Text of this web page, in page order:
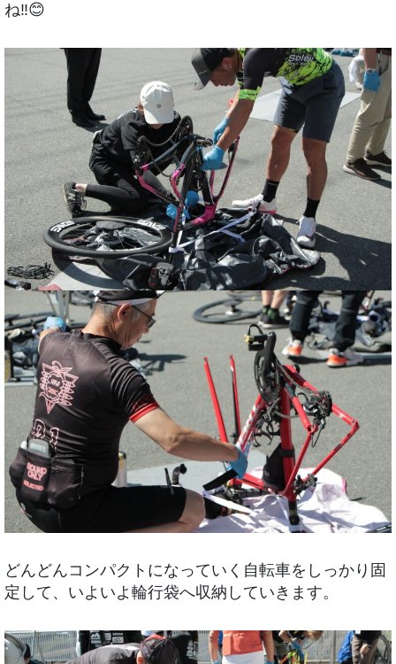
ね‼️😊
どんどんコンパクトになっていく自転車をしっかり固
定して、いよいよ輪行袋へ収納していきます。